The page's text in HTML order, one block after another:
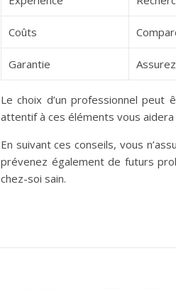
Coûts
Garantie
Le choix d’un professionnel
attentif à ces éléments vous
En suivant ces conseils, vous
prévenez également de futurs
chez-soi sain.